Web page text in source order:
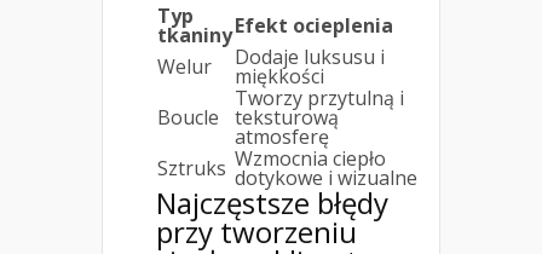
Typ
tkaninyEfekt ocieplenia
Welur
Dodaje luksusu i
miękkości
Boucle
Tworzy przytulną i
teksturową
atmosferę
Sztruks Wzmocnia ciepło
dotykowe i wizualne
Najczęstsze błędy
przy tworzeniu